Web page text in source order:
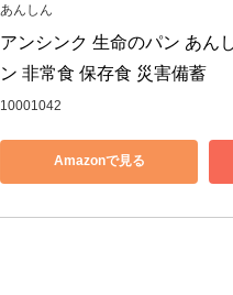
あんしん
アンシンク 生命のパン あん
ン 非常食 保存食 災害備蓄
10001042
Amazonで見る